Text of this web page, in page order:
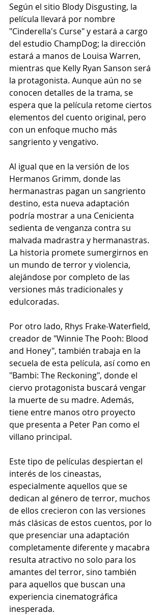
Según el sitio Blody Disgusting, la
película llevará por nombre
"Cinderella's Curse" y estará a cargo
del estudio ChampDog; la dirección
estará a manos de Louisa Warren,
mientras que Kelly Ryan Sanson será
la protagonista. Aunque aún no se
conocen detalles de la trama, se
espera que la película retome ciertos
elementos del cuento original, pero
con un enfoque mucho más
sangriento y vengativo.
Al igual que en la versión de los
Hermanos Grimm, donde las
hermanastras pagan un sangriento
destino, esta nueva adaptación
podría mostrar a una Cenicienta
sedienta de venganza contra su
malvada madrastra y hermanastras.
La historia promete sumergirnos en
un mundo de terror y violencia,
alejándose por completo de las
versiones más tradicionales y
edulcoradas.
Por otro lado, Rhys Frake-Waterfield,
creador de "Winnie The Pooh: Blood
and Honey", también trabaja en la
secuela de esta película, así como en
"Bambi: The Reckoning", donde el
ciervo protagonista buscará vengar
la muerte de su madre. Además,
tiene entre manos otro proyecto
que presenta a Peter Pan como el
villano principal.
Este tipo de películas despiertan el
interés de los cineastas,
especialmente aquellos que se
dedican al género de terror, muchos
de ellos crecieron con las versiones
más clásicas de estos cuentos, por lo
que presenciar una adaptación
completamente diferente y macabra
resulta atractivo no solo para los
amantes del terror, sino también
para aquellos que buscan una
experiencia cinematográfica
inesperada.